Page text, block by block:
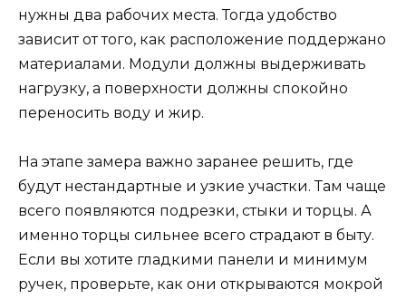
нужны два рабочих места. Тогда удобство
зависит от того, как расположение поддержано
материалами. Модули должны выдерживать
нагрузку, а поверхности должны спокойно
переносить воду и жир.
На этапе замера важно заранее решить, где
будут нестандартные и узкие участки. Там чаще
всего появляются подрезки, стыки и торцы. А
именно торцы сильнее всего страдают в быту.
Если вы хотите гладкими панели и минимум
ручек, проверьте, как они открываются мокрой